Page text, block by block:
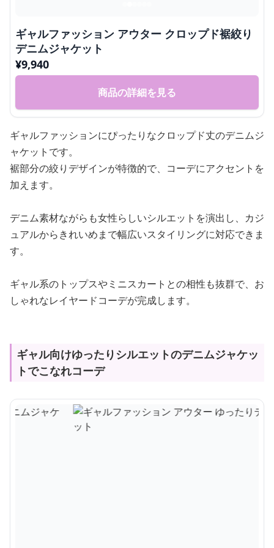
ギャルファッション アウター クロップド裾絞り
デニムジャケット
¥9,940
商品の詳細を見る
ギャルファッションにぴったりなクロップド丈のデニムジ
ャケットです。
裾部分の絞りデザインが特徴的で、コーデにアクセントを
加えます。
デニム素材ながらも女性らしいシルエットを演出し、カジ
ュアルからきれいめまで幅広いスタイリングに対応できま
す。
ギャル系のトップスやミニスカートとの相性も抜群で、お
しゃれなレイヤードコーデが完成します。
ギャル向けゆったりシルエットのデニムジャケッ
トでこなれコーデ